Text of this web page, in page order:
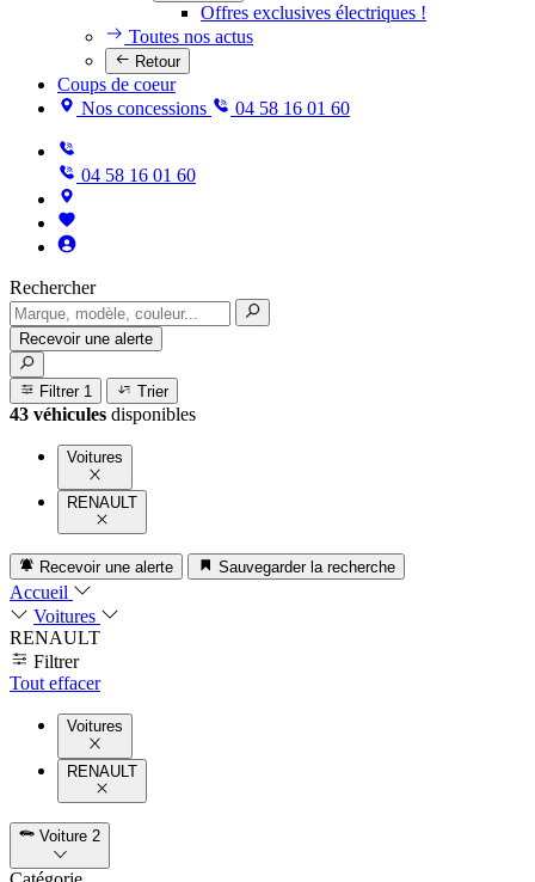
Offres exclusives électriques !
Toutes nos actus
Retour
Coups de coeur
Nos concessions
04 58 16 01 60
04 58 16 01 60
Rechercher
Recevoir une alerte
Filtrer 1 Trier
43 véhicules disponibles
Voitures
RENAULT
Recevoir une alerte Sauvegarder la recherche
Accueil
Voitures
RENAULT
Filtrer
Tout effacer
Voitures
RENAULT
Voiture 2